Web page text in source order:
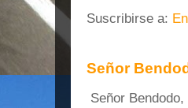
Suscribirse a:
Señor
Señor